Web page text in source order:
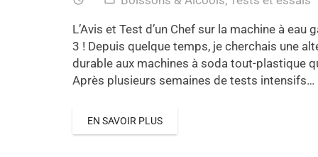
L’Avis et Test d’un Chef sur la machine à eau
3 ! Depuis quelque temps, je cherchais une
durable aux machines à soda tout-plastique
Après plusieurs semaines de tests intensifs…
EN SAVOIR PLUS